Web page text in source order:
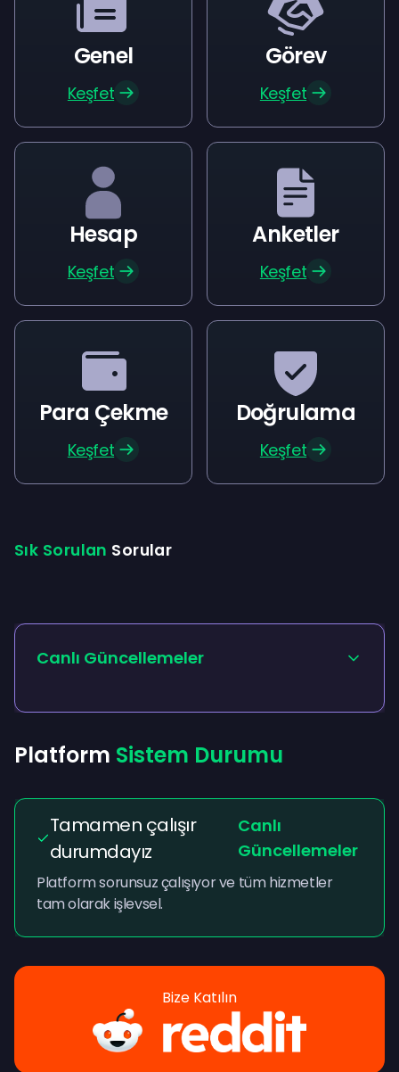
Genel
Keşfet
Görev
Keşfet
Hesap
Keşfet
Anketler
Keşfet
Para Çekme
Keşfet
Doğrulama
Keşfet
Sık Sorulan Sorular
Canlı Güncellemeler
Platform Sistem Durumu
Tamamen çalışır
durumdayız
Canlı
Güncellemeler
Platform sorunsuz çalışıyor ve tüm hizmetler
tam olarak işlevsel.
Bize Katılın